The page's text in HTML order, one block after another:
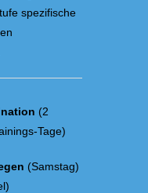
spezifische
(2
Tage)
(Samstag)